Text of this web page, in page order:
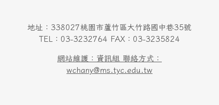
地址：338027桃園市蘆竹區大竹路國中巷35號
TEL：03-3232764 FAX：03-3235824
網站維護：資訊組 聯絡方式：
wchany@ms.tyc.edu.tw